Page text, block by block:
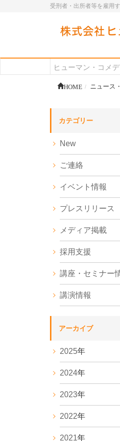
受刑者・出所者等を雇用
ヒューマン・コメ
HOME ニュース
カテゴリー
New
ご連絡
イベント情報
プレスリリース
メディア掲載
採用支援
講座・セミナー
講演情報
アーカイブ
2025年
2024年
2023年
2022年
2021年